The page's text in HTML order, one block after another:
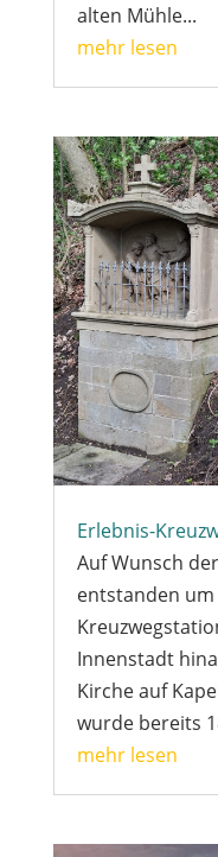
alten Mühle...
mehr lesen
Erlebnis-
Auf Wunsch
entstanden um
Innenstadt
Kirche auf
wurde bereits
mehr lesen